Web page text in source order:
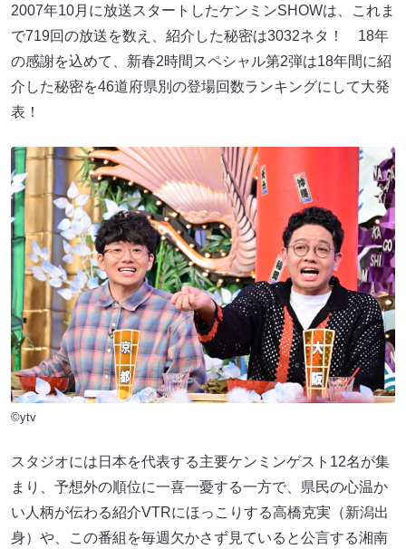
2007年10月に放送スタートしたケンミンSHOWは、これま
で719回の放送を数え、紹介した秘密は3032ネタ！ 18年
の感謝を込めて、新春2時間スペシャル第2弾は18年間に紹
介した秘密を46道府県別の登場回数ランキングにして大発
表！
©ytv
スタジオには日本を代表する主要ケンミンゲスト12名が集
まり、予想外の順位に一喜一憂する一方で、県民の心温か
い人柄が伝わる紹介VTRにほっこりする高橋克実（新潟出
身）や、この番組を毎週欠かさず見ていると公言する湘南